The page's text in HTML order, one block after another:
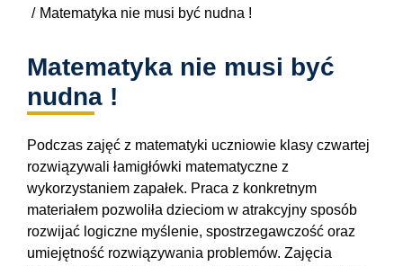
Matematyka nie musi być nudna !
Matematyka nie musi być
nudna !
Podczas zajęć z matematyki uczniowie klasy czwartej
rozwiązywali łamigłówki matematyczne z
wykorzystaniem zapałek. Praca z konkretnym
materiałem pozwoliła dzieciom w atrakcyjny sposób
rozwijać logiczne myślenie, spostrzegawczość oraz
umiejętność rozwiązywania problemów. Zajęcia